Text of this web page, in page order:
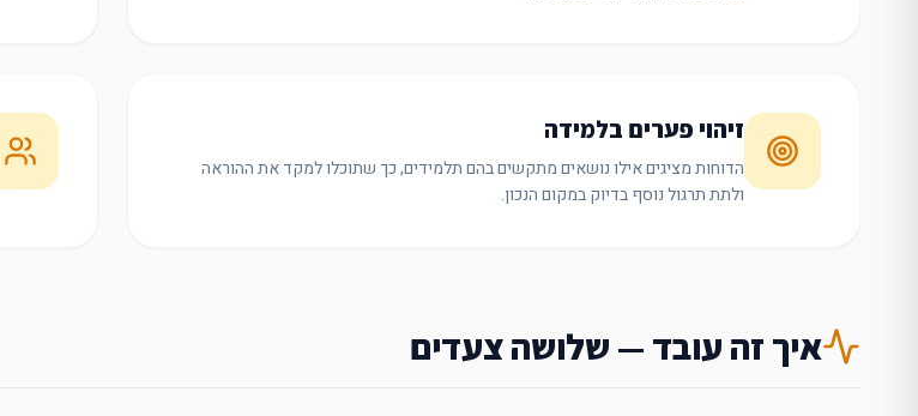
זיהוי פערים בלמידה
הדוחות מציגים אילו נושאים מתקשים בהם תלמידים, כך שתוכלו למקד את ההוראה
ולתת תרגול נוסף בדיוק במקום הנכון.
איך זה עובד — שלושה צעדים